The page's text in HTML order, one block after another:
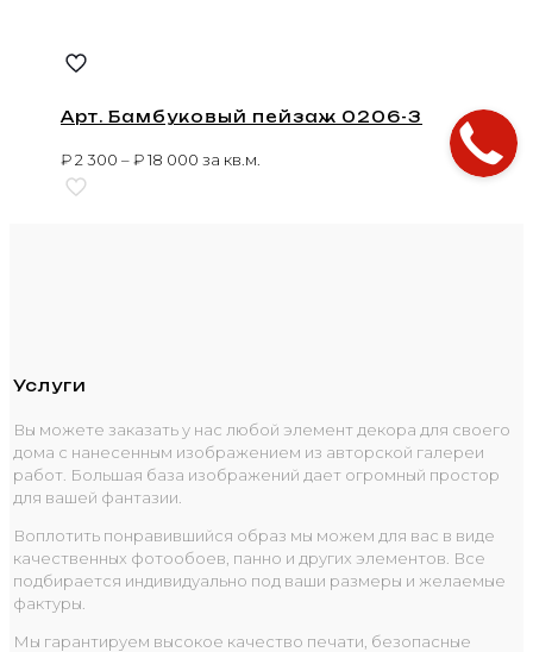
Арт. Бамбуковый пейзаж 0206-3
₽2 300 –₽18 000 за кв.м.
Услуги
Вы можете заказать у нас любой элемент декора для своего
дома с нанесенным изображением из авторской галереи
работ. Большая база изображений дает огромный простор
для вашей фантазии.
Воплотить понравившийся образ мы можем для вас в виде
качественных фотообоев, панно и других элементов. Все
подбирается индивидуально под ваши размеры и желаемые
фактуры.
Мы гарантируем высокое качество печати, безопасные